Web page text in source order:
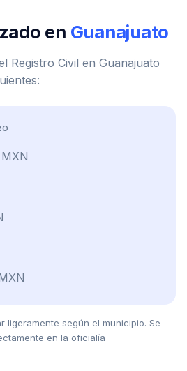
en Guanajuato
Registro Civil en Guanajuato
MXN
ligeramente según el municipio. Se
en la oficialía